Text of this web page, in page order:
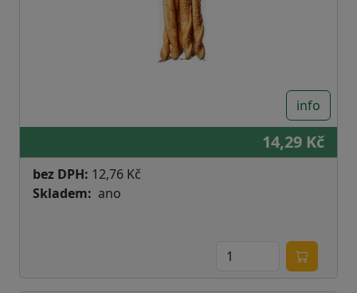
info
14,29 Kč
bez DPH: 12,76 Kč
Skladem
ano